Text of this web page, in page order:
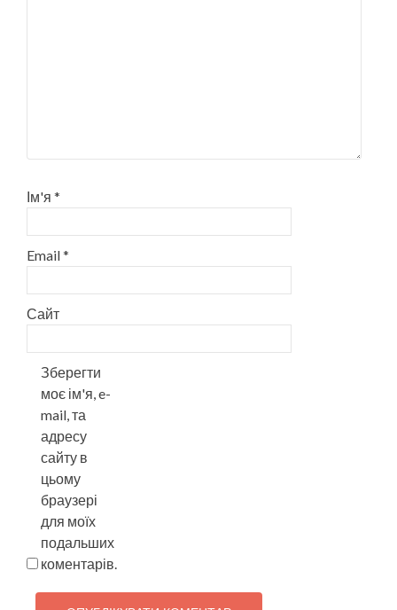
Ім'я *
Email*
Сайт
Зберегти
моє ім'я, e-
mail, та
адресу
сайту в
цьому
браузері
для моїх
подальших
коментарів.